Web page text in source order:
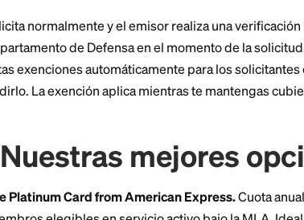
Bajo la Military Lending Act, o MLA, los
interés del 36% y muchos emisores
prestatarios cubiertos incluyen a los
dependientes, y a los miembros de la
Departamento de Defensa en el momento
estas exenciones automáticamente para
pedirlo. La exención aplica mientras te